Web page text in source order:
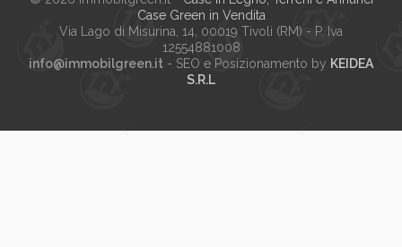
Case Green in Vendita
Via Lago di Misurina, 14 , 00019 Tivoli (RM) - P. Iva
12554881008
info@immobilgreen.it - SEO e Posizionamento by KEIDEA
S.R.L